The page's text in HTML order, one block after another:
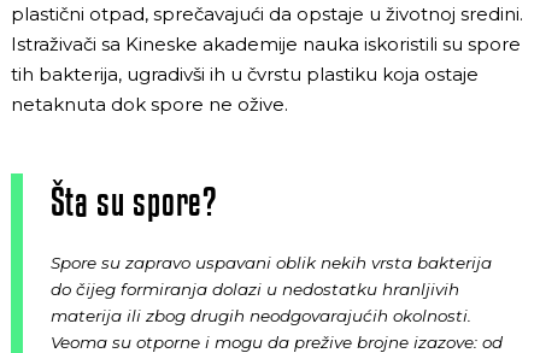
plastični otpad, sprečavajući da opstaje u životnoj sredini.
Istraživači sa Kineske akademije nauka iskoristili su spore
tih bakterija, ugradivši ih u čvrstu plastiku koja ostaje
netaknuta dok spore ne ožive.
Šta su spore?
Spore su zapravo uspavani oblik nekih vrsta bakterija
do čijeg formiranja dolazi u nedostatku hranljivih
materija ili zbog drugih neodgovarajućih okolnosti.
Veoma su otporne i mogu da prežive brojne izazove: od